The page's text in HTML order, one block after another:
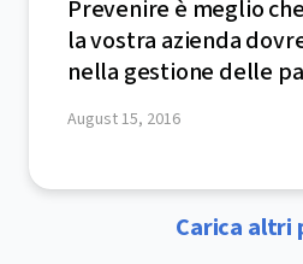
Prevenire è meglio
la vostra azienda
nella gestione delle
August 15, 2016
Carica altri